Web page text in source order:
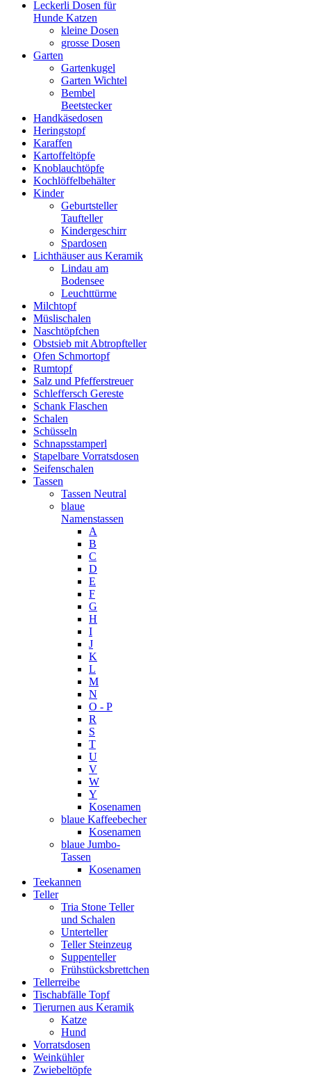
Leckerli Dosen für
Hunde Katzen
kleine Dosen
grosse Dosen
Garten
Gartenkugel
Garten Wichtel
Bembel
Beetstecker
Handkäsedosen
Heringstopf
Karaffen
Kartoffeltöpfe
Knoblauchtöpfe
Kochlöffelbehälter
Kinder
Geburtsteller
Taufteller
Kindergeschirr
Spardosen
Lichthäuser aus Keramik
Lindau am
Bodensee
Leuchttürme
Milchtopf
Müslischalen
Naschtöpfchen
Obstsieb mit Abtropfteller
Ofen Schmortopf
Rumtopf
Salz und Pfefferstreuer
Schleffersch Gereste
Schank Flaschen
Schalen
Schüsseln
Schnapsstamperl
Stapelbare Vorratsdosen
Seifenschalen
Tassen
Tassen Neutral
blaue
Namenstassen
A
B
C
D
E
F
G
H
I
J
K
L
M
N
O - P
R
S
T
U
V
W
Y
Kosenamen
blaue Kaffeebecher
Kosenamen
blaue Jumbo-
Tassen
Kosenamen
Teekannen
Teller
Tria Stone Teller
und Schalen
Unterteller
Teller Steinzeug
Suppenteller
Frühstücksbrettchen
Tellerreibe
Tischabfälle Topf
Tierurnen aus Keramik
Katze
Hund
Vorratsdosen
Weinkühler
Zwiebeltöpfe